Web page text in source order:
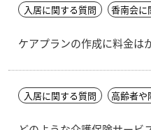
入居に関する質問 香南会に
ケアプランの作成に料金は
入居に関する質問 高齢者や